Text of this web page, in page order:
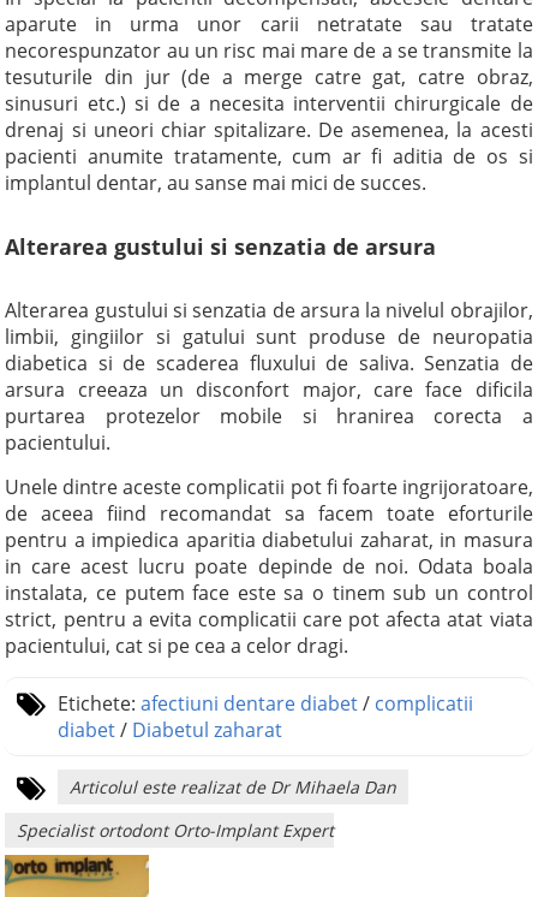
aparute in urma unor carii netratate sau tratate
necorespunzator au un risc mai mare de a se transmite la
tesuturile din jur (de a merge catre gat, catre obraz,
sinusuri etc.) si de a necesita interventii chirurgicale de
drenaj si uneori chiar spitalizare. De asemenea, la acesti
pacienti anumite tratamente, cum ar fi aditia de os si
implantul dentar, au sanse mai mici de succes.
Alterarea gustului si senzatia de arsura
Alterarea gustului si senzatia de arsura la nivelul obrajilor,
limbii, gingiilor si gatului sunt produse de neuropatia
diabetica si de scaderea fluxului de saliva. Senzatia de
arsura creeaza un disconfort major, care face dificila
purtarea protezelor mobile si hranirea corecta a
pacientului.
Unele dintre aceste complicatii pot fi foarte ingrijoratoare,
de aceea fiind recomandat sa facem toate eforturile
pentru a impiedica aparitia diabetului zaharat, in masura
in care acest lucru poate depinde de noi. Odata boala
instalata, ce putem face este sa o tinem sub un control
strict, pentru a evita complicatii care pot afecta atat viata
pacientului, cat si pe cea a celor dragi.
Etichete:afectiuni dentare diabet/ complicatii
diabet/ Diabetul zaharat
Articolul este realizat de Dr Mihaela Dan
Specialist ortodont Orto-Implant Expert